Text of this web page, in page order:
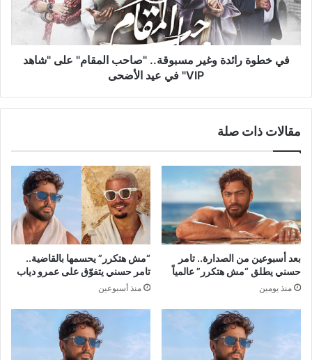
المقام"
على
"شاهد
VIP"
في خطوة رائدة وغير مسبوقة.. "صاحب المقام" على "شاهد
VIP" في عيد الأضحى
مقالات ذات صلة
بعد أسبوعين من الصدارة.. تامر
حسني يطلق “مش هتكرر” عالمياً
منذ يومين
“مش هتكرر” يحسمها بالقاضية..
تامر حسني يتفوّق على عمرو دياب
منذ أسبوعين